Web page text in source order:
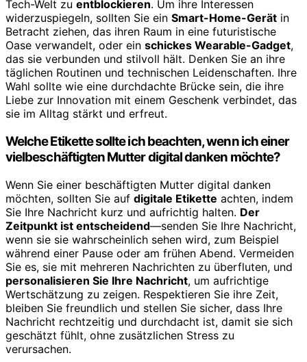
Tech-Welt zu entblockieren. Um ihre Interessen
widerzuspiegeln, sollten Sie ein Smart-Home-Gerät in
Betracht ziehen, das ihren Raum in eine futuristische
Oase verwandelt, oder ein schickes Wearable-Gadget,
das sie verbunden und stilvoll hält. Denken Sie an ihre
täglichen Routinen und technischen Leidenschaften. Ihre
Wahl sollte wie eine durchdachte Brücke sein, die ihre
Liebe zur Innovation mit einem Geschenk verbindet, das
sie im Alltag stärkt und erfreut.
Welche Etikette sollte ich beachten, wenn ich einer
vielbeschäftigten Mutter digital danken möchte?
Wenn Sie einer beschäftigten Mutter digital danken
möchten, sollten Sie auf digitale Etikette achten, indem
Sie Ihre Nachricht kurz und aufrichtig halten. Der
Zeitpunkt ist entscheidend—senden Sie Ihre Nachricht,
wenn sie sie wahrscheinlich sehen wird, zum Beispiel
während einer Pause oder am frühen Abend. Vermeiden
Sie es, sie mit mehreren Nachrichten zu überfluten, und
personalisieren Sie Ihre Nachricht, um aufrichtige
Wertschätzung zu zeigen. Respektieren Sie ihre Zeit,
bleiben Sie freundlich und stellen Sie sicher, dass Ihre
Nachricht rechtzeitig und durchdacht ist, damit sie sich
geschätzt fühlt, ohne zusätzlichen Stress zu
verursachen.